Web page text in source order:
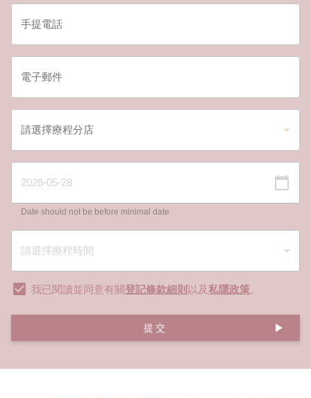
Date should not be before minimal date
我已閱讀並同意有關登記條款細則 以及私隱政策。
提交